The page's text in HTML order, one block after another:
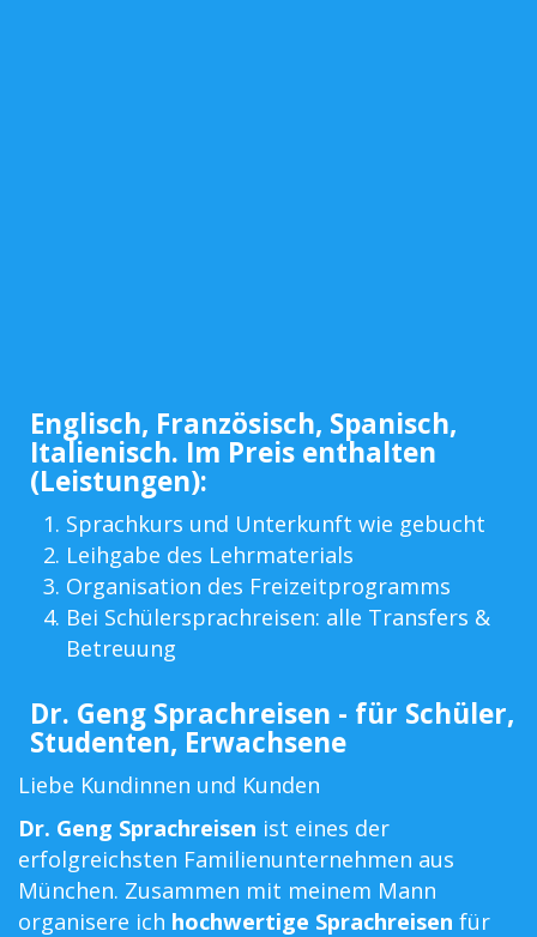
Englisch, Französisch, Spanisch,
Italienisch. Im Preis enthalten
(Leistungen):
Sprachkurs und Unterkunft wie gebucht
Leihgabe des Lehrmaterials
Organisation des Freizeitprogramms
Bei Schülersprachreisen: alle Transfers &
Betreuung
Dr. Geng Sprachreisen - für Schüler,
Studenten, Erwachsene
Liebe Kundinnen und Kunden
Dr. Geng Sprachreisen ist eines der
erfolgreichsten Familienunternehmen aus
München. Zusammen mit meinem Mann
organisere ich hochwertige Sprachreisen für